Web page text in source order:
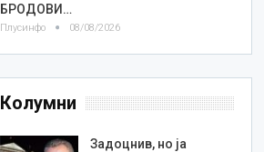
БРОДОВИ…
Плусинфо 08/08/2026
Колумни
Задоцнив, но ја